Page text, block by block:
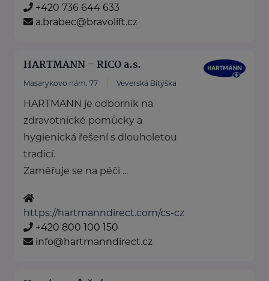
+420 736 644 633
a.brabec@bravolift.cz
HARTMANN – RICO a.s.
Masarykovo nám. 77 Veverská Bítýška
HARTMANN je odborník na
zdravotnické pomůcky a
hygienická řešení s dlouholetou
tradicí.
Zaměřuje se na péči ...
https://hartmanndirect.com/cs-cz
+420 800 100 150
info@hartmanndirect.cz